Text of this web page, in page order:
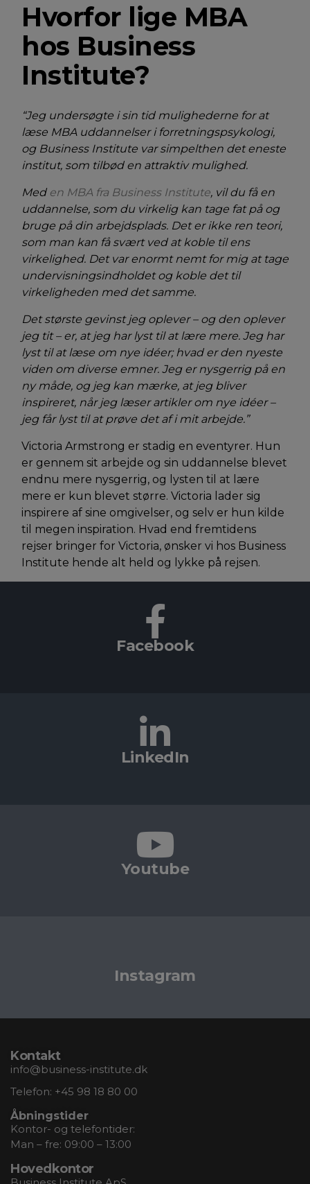
Hvorfor lige MBA
hos Business
Institute?
“Jeg undersøgte i sin tid mulighederne for at
læse MBA uddannelser i forretningspsykologi,
og Business Institute var simpelthen det eneste
institut, som tilbød en attraktiv mulighed.
Med en MBA fra Business Institute, vil du få en
uddannelse, som du virkelig kan tage fat på og
bruge på din arbejdsplads. Det er ikke ren teori,
som man kan få svært ved at koble til ens
virkelighed. Det var enormt nemt for mig at tage
undervisningsindholdet og koble det til
virkeligheden med det samme.
Det største gevinst jeg oplever – og den oplever
jeg tit – er, at jeg har lyst til at lære mere. Jeg har
lyst til at læse om nye idéer; hvad er den nyeste
viden om diverse emner. Jeg er nysgerrig på en
ny måde, og jeg kan mærke, at jeg bliver
inspireret, når jeg læser artikler om nye idéer –
jeg får lyst til at prøve det af i mit arbejde.”
Victoria Armstrong er stadig en eventyrer. Hun
er gennem sit arbejde og sin uddannelse blevet
endnu mere nysgerrig, og lysten til at lære
mere er kun blevet større. Victoria lader sig
inspirere af sine omgivelser, og selv er hun kilde
til megen inspiration. Hvad end fremtidens
rejser bringer for Victoria, ønsker vi hos Business
Institute hende alt held og lykke på rejsen.
Facebook
LinkedIn
Youtube
Instagram
Kontakt
info@business-institute.dk
Telefon: +45 98 18 80 00
Åbningstider
Kontor- og telefontider:
Man – fre: 09:00 – 13:00
Hovedkontor